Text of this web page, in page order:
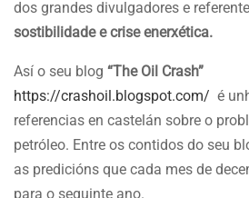
dos grandes divulgadores e
sostibilidade e crise enerxética.
Así o seu blog “The Oil Crash”
https://crashoil.blogspot.com/ é
referencias en castelán sobre o
petróleo. Entre os contidos do seu
as predicións que cada mes de
para o seguinte ano.